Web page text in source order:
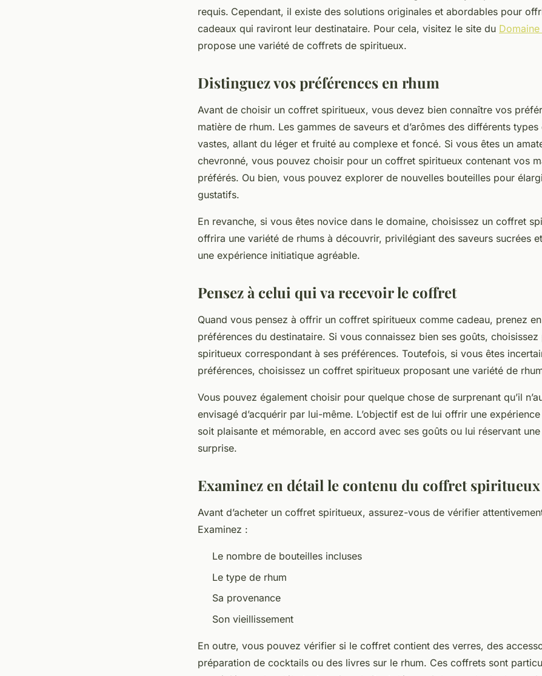
requis. Cependant, il existe des solutions originales et abordables pour
cadeaux qui raviront leur destinataire. Pour cela, visitez le site du
propose une variété de coffrets de spiritueux.
Distinguez vos préférences en rhum
Avant de choisir un coffret spiritueux, vous devez bien connaître vos
matière de rhum. Les gammes de saveurs et d’arômes des différents
vastes, allant du léger et fruité au complexe et foncé. Si vous êtes un
chevronné, vous pouvez choisir pour un coffret spiritueux contenant vos
préférés. Ou bien, vous pouvez explorer de nouvelles bouteilles pour
gustatifs.
En revanche, si vous êtes novice dans le domaine, choisissez un coffret
offrira une variété de rhums à découvrir, privilégiant des saveurs sucrées
une expérience initiatique agréable.
Pensez à celui qui va recevoir le coffret
Quand vous pensez à offrir un coffret spiritueux comme cadeau, prenez
préférences du destinataire. Si vous connaissez bien ses goûts,
spiritueux correspondant à ses préférences. Toutefois, si vous êtes
préférences, choisissez un coffret spiritueux proposant une variété de
Vous pouvez également choisir pour quelque chose de surprenant qu’il
envisagé d’acquérir par lui-même. L’objectif est de lui offrir une
soit plaisante et mémorable, en accord avec ses goûts ou lui réservant
surprise.
Examinez en détail le contenu du coffret spiritueux
Avant d’acheter un coffret spiritueux, assurez-vous de vérifier
Examinez :
Le nombre de bouteilles incluses
Le type de rhum
Sa provenance
Son vieillissement
En outre, vous pouvez vérifier si le coffret contient des verres, des
préparation de cocktails ou des livres sur le rhum. Ces coffrets sont